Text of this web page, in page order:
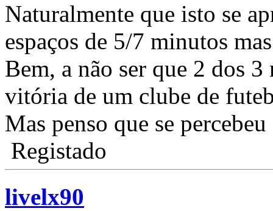
Naturalmente que isto se
espaços de 5/7 minutos
Bem, a não ser que 2 dos
vitória de um clube de
Mas penso que se
Registado
livelx90